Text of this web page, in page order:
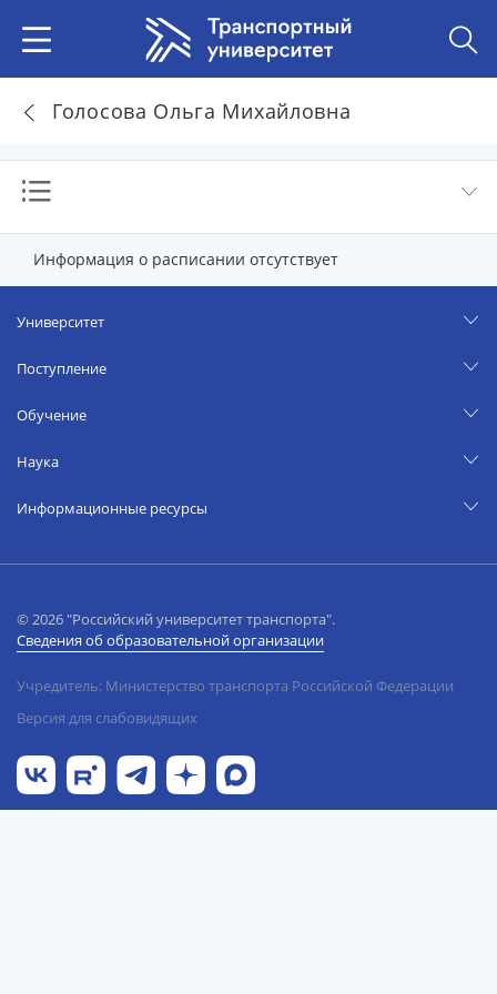
Голосова Ольга Михайловна
Информация о расписании отсутствует
Университет
Поступление
Обучение
Наука
Информационные ресурсы
© 2026 "Российский университет транспорта".
Сведения об образовательной организации
Учредитель: Министерство транспорта Российской Федерации
Версия для слабовидящих